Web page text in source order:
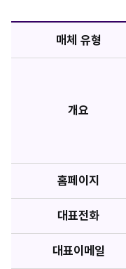
매체 유형
개요
홈페이지
대표전화
대표이메일